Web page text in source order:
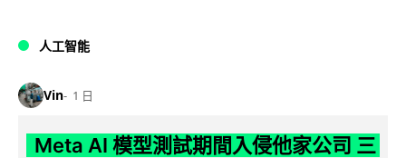
人工智能
Vin 1 日
Meta AI 模型測試期間入侵他家公司 三